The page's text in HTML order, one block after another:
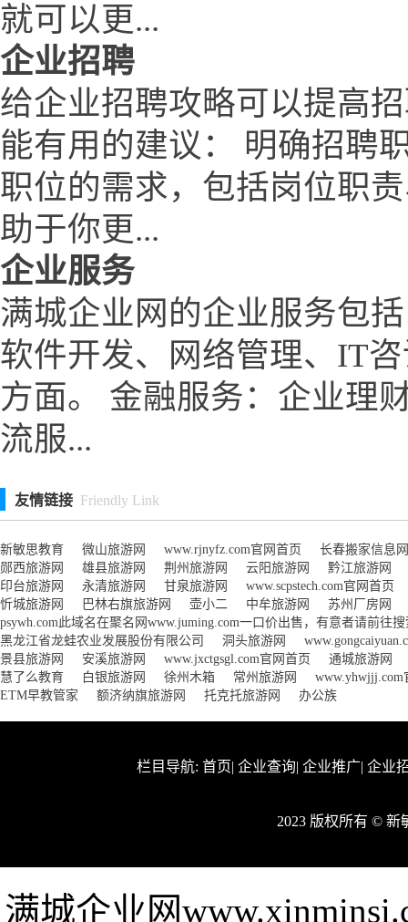
就可以更...
企业招聘
给企业招聘攻略可以提高
能有用的建议： 明确招聘
职位的需求，包括岗位职
助于你更...
企业服务
满城企业网的企业服务包
软件开发、网络管理、IT
方面。 金融服务：企业理
流服...
友情链接 Friendly Link
新敏思教育 微山旅游网 www.rjnyfz.com官网首页
长春搬家信息网
郧西旅游网
雄县旅游网 荆州旅游网 云阳旅游网
黔江旅游网
印台旅游网
永清旅游网 甘泉旅游网
www.scpstech.com官网首页
忻城旅游网
巴林右旗旅游网 壶小二 中牟旅游网
苏州厂房网
psywh.com此域名在聚名网www.juming.com一口价出售，有意者请前往
黑龙江省龙蛙农业发展股份有限公司
洞头旅游网
景县旅游网
安溪旅游网 www.jxctgsgl.com官网首页
通城旅游网
慧了么教育
白银旅游网 徐州木箱 常州旅游网
www.yhwjjj.com
ETM早教管家
额济纳旗旅游网 托克托旅游网 办公族
栏目导航: 首页| 企业查询| 企业推广| 企业
2023 版权所有 ©
满城企业网